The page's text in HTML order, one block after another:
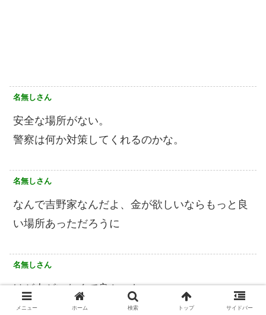
名無しさん
安全な場所がない。
警察は何か対策してくれるのかな。
名無しさん
なんで吉野家なんだよ、金が欲しいならもっと良
い場所あっただろうに
名無しさん
けが人がいなくて良かった。
師走近くになってこういう人が増えてくるのか
メニュー ホーム 検索 トップ サイドバー